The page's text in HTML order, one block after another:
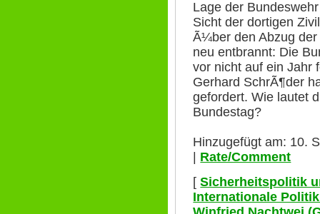
Lage der
Sicht der dortigen
Ã¼ber den Abzug
neu entbrannt: Die
vor nicht auf ein Jahr
Gerhard SchrÃ¶der
gefordert. Wie lautet
Bundestag?
Hinzugefügt am: 10.
| Rate/Comment
[Sicherheitspolitik
Internationale